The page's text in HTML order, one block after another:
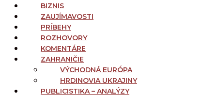
BIZNIS
ZAUJÍMAVOSTI
PRÍBEHY
ROZHOVORY
KOMENTÁRE
ZAHRANIČIE
VÝCHODNÁ EURÓPA
HRDINOVIA UKRAJINY
PUBLICISTIKA – ANALÝZY